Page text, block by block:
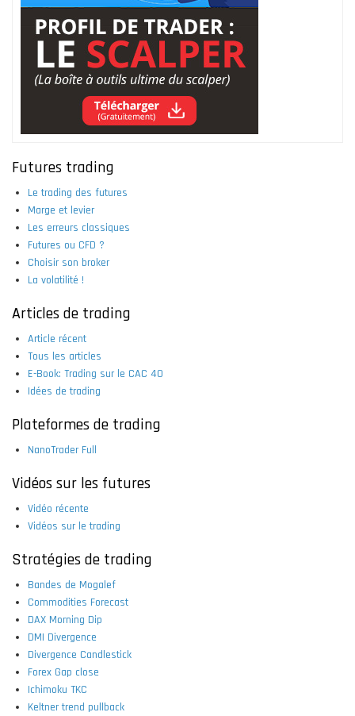
Futures trading
Le trading des futures
Marge et levier
Les erreurs classiques
Futures ou CFD ?
Choisir son broker
La volatilité !
Articles de trading
Article récent
Tous les articles
E-Book: Trading sur le CAC 40
Idées de trading
Plateformes de trading
NanoTrader Full
Vidéos sur les futures
Vidéo récente
Vidéos sur le trading
Stratégies de trading
Bandes de Mogalef
Commodities Forecast
DAX Morning Dip
DMI Divergence
Divergence Candlestick
Forex Gap close
Ichimoku TKC
Keltner trend pullback